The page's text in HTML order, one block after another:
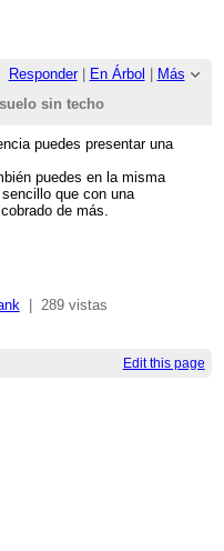
Responder| En Árbol
Más
sin techo
puedes presentar una
puedes en la misma
que con una
de más.
289 vistas
Edit this page